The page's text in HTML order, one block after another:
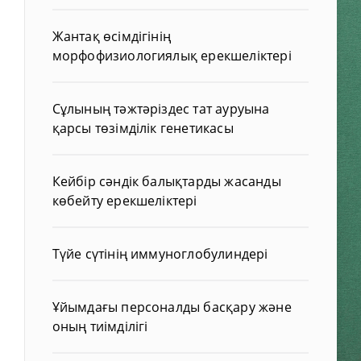
Жантақ өсімдігінің
морфофизиологиялық ерекшеліктері
Сұлының тәжтәріздес тат ауруына
қарсы төзімділік генетикасы
Кейбір сәндік балықтарды жасанды
көбейту ерекшеліктері
Түйе сүтінің иммуноглобулиндері
Ұйымдағы персоналды басқару және
оның тиімділігі